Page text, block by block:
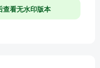
查看无水印版本